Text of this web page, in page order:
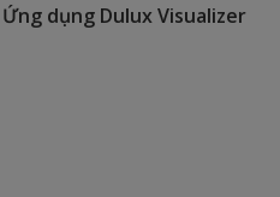
Ứng dụng Dulux Visualizer